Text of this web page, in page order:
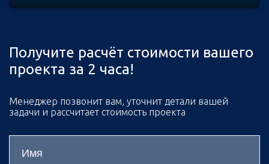
Получите расчёт стоимости вашего
проекта за 2 часа!
Менеджер позвонит вам, уточнит детали вашей
задачи и рассчитает стоимость проекта